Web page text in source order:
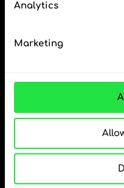
Analytics
Marketing
Κατεβάστε
και
Ανταλλαγή στην